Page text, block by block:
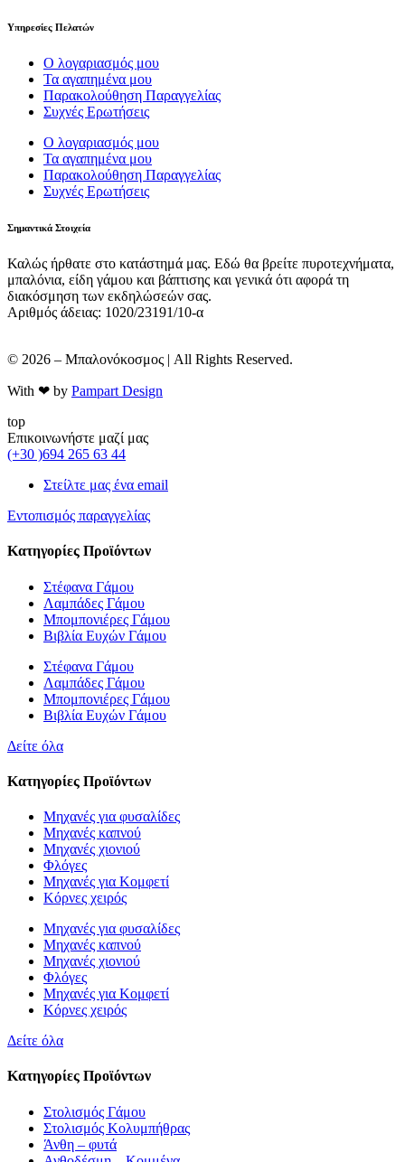
Υπηρεσίες Πελατών
Ο λογαριασμός μου
Τα αγαπημένα μου
Παρακολούθηση Παραγγελίας
Συχνές Ερωτήσεις
Ο λογαριασμός μου
Τα αγαπημένα μου
Παρακολούθηση Παραγγελίας
Συχνές Ερωτήσεις
Σημαντικά Στοιχεία
Καλώς ήρθατε στο κατάστημά μας. Εδώ θα βρείτε πυροτεχνήματα,
μπαλόνια, είδη γάμου και βάπτισης και γενικά ότι αφορά τη
διακόσμηση των εκδηλώσεών σας.
Αριθμός άδειας: 1020/23191/10-α
© 2026 – Μπαλονόκοσμος | All Rights Reserved.
With ❤ by Pampart Design
top
Επικοινωνήστε μαζί μας
(+30 )694 265 63 44
Στείλτε μας ένα email
Εντοπισμός παραγγελίας
Κατηγορίες Προϊόντων
Στέφανα Γάμου
Λαμπάδες Γάμου
Μπομπονιέρες Γάμου
Βιβλία Ευχών Γάμου
Στέφανα Γάμου
Λαμπάδες Γάμου
Μπομπονιέρες Γάμου
Βιβλία Ευχών Γάμου
Δείτε όλα
Κατηγορίες Προϊόντων
Μηχανές για φυσαλίδες
Μηχανές καπνού
Μηχανές χιονιού
Φλόγες
Μηχανές για Κομφετί
Κόρνες χειρός
Μηχανές για φυσαλίδες
Μηχανές καπνού
Μηχανές χιονιού
Φλόγες
Μηχανές για Κομφετί
Κόρνες χειρός
Δείτε όλα
Κατηγορίες Προϊόντων
Στολισμός Γάμου
Στολισμός Κολυμπήθρας
Άνθη – φυτά